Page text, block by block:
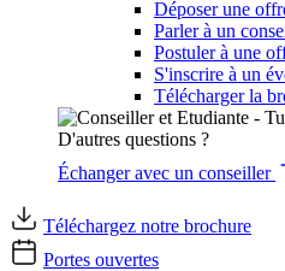
Déposer une
Parler à un
Postuler à une
S'inscrire à un
Télécharger la
D'autres questions ?
Échanger avec un conseiller
Téléchargez notre brochure
Portes ouvertes